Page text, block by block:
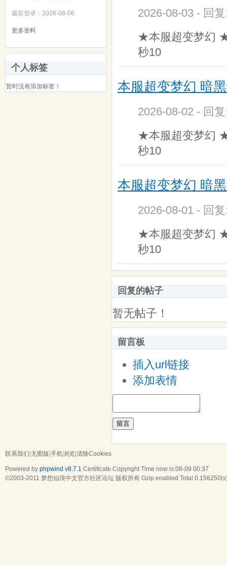
最后登录：2026-08-06
更多资料
个人标签
暂时没有添加标签！
2026-08-03 - 回
★本服超变梦幻
秒10
本服超变梦幻 暗
2026-08-02 - 回
★本服超变梦幻
秒10
本服超变梦幻 暗
2026-08-01 - 回
★本服超变梦幻
秒10
回复的帖子
暂无帖子！
留言板
插入url链接
添加表情
留言
联系我们|无图版|手机浏览|清除Cookies
Powered by phpwind v8.7.1 Certificate Copyright Time now is:08-09 00:37
©2003-2011 梦想仙境中文官方社区论坛 版权所有 Gzip enabled Total